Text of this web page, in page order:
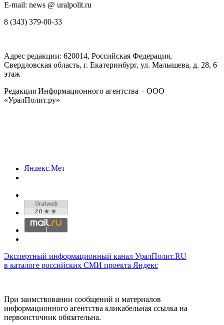
E-mail: news @ uralpolit.ru
8 (343) 379-00-33
Адрес редакции: 620014, Российская Федерация,
Свердловская область, г. Екатеринбург, ул. Малышева, д. 28, 6
этаж
Редакция Информационного агентства – ООО
«УралПолит.ру»
Экспертный информационный канал УралПолит.RU
в каталоге российских СМИ проекта Яндекс
При заимствовании сообщений и материалов
информационного агентства кликабельная ссылка на
первоисточник обязательна.